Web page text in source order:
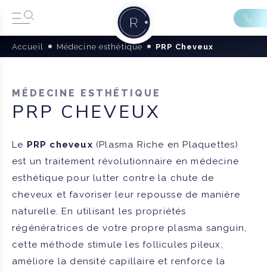
Accueil Médecine esthétique PRP Cheveux
MÉDECINE ESTHÉTIQUE
PRP CHEVEUX
Le PRP cheveux (Plasma Riche en Plaquettes)
est un traitement révolutionnaire en médecine
esthétique pour lutter contre la chute de
cheveux et favoriser leur repousse de manière
naturelle. En utilisant les propriétés
régénératrices de votre propre plasma sanguin,
cette méthode stimule les follicules pileux,
améliore la densité capillaire et renforce la